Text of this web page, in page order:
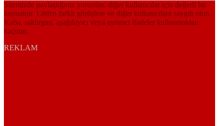
Sitemizde paylaştığınız yorumlar, diğer kullanıcılar için değerli bir
kaynaktır. Lütfen farklı görüşlere ve diğer kullanıcılara saygılı olun.
Kaba, saldırgan, aşağılayıcı veya ayrımcı ifadeler kullanmaktan
kaçının.
REKLAM